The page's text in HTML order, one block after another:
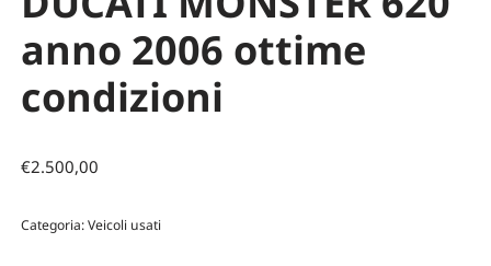
anno 2006 ottime
condizioni
€2.500,00
Categoria:Veicoli usati